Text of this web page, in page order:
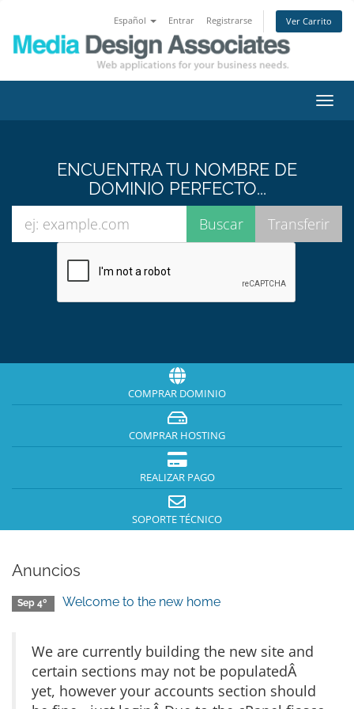
Español Entrar Registrarse Ver Carrito
ENCUENTRA TU NOMBRE DE
DOMINIO PERFECTO...
COMPRAR DOMINIO
COMPRAR HOSTING
REALIZAR PAGO
SOPORTE TÉCNICO
Anuncios
Sep 4º Welcome to the new home
We are currently building the new site and
certain sections may not be populatedÂ
yet, however your accounts section should